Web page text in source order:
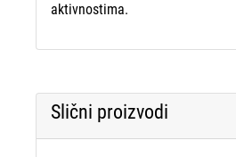
aktivnostima.
Slični proizvodi